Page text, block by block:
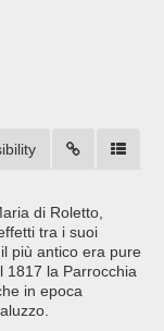
di Roletto,
tra i suoi
più antico era pure
1817 la Parrocchia
in epoca